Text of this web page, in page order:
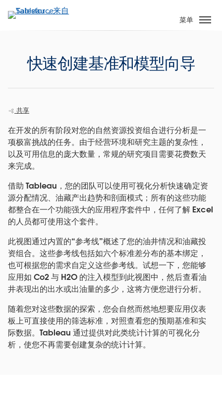
转
菜单
快速创建基准和模型向导
共享
在开发的所有阶段对您的自然资源投资组合进行分析是一
项极富挑战的任务。由于经营环境和研究主题的复杂性，
以及可用信息的庞大数量，常规的研究项目需要花费数天
来完成。
借助 Tableau，您的团队可以使用可视化分析快速确定资
源分配情况、油藏产出趋势和剖面模式；所有的这些功能
都整合在一个功能强大的应用程序套件中，任何了解 Excel
的人员都可使用这个套件。
此视图通过内置的“参考线”概述了您的油井情况和油藏投
资组合。这些参考线包括如六个标准差分布的基本绑定，
也可根据您的需求自定义这些参考线。试想一下，您能够
应用如 Co2 与 H2O 的注入模型到此视图中，然后查看油
井表现出的出水或出油量的多少，这将方便您进行分析。
随着您对这些数据的探索，您会自然而然地想要应用仪表
板上可直接使用的筛选标准，对照查看您的预期基准和实
际数据。Tableau 通过提供对此类统计计算的可视化分
析，使您不再需要创建复杂的统计计算。